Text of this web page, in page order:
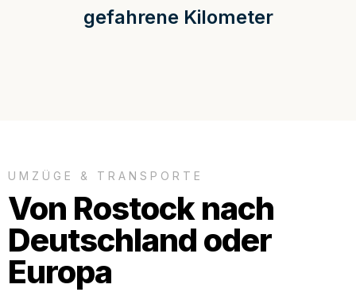
gefahrene Kilometer
UMZÜGE & TRANSPORTE
Von Rostock nach
Deutschland oder
Europa